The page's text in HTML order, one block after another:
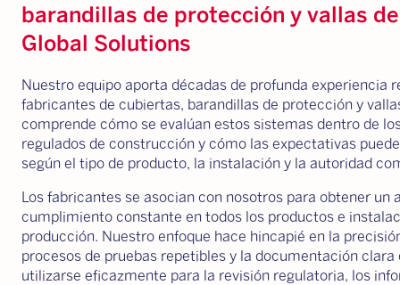
barandillas de protección y vallas de
Global Solutions
Nuestro equipo aporta décadas de profunda experiencia
fabricantes de cubiertas, barandillas de protección y
comprende cómo se evalúan estos sistemas dentro de
regulados de construcción y cómo las expectativas
según el tipo de producto, la instalación y la autoridad
Los fabricantes se asocian con nosotros para obtener un
cumplimiento constante en todos los productos e
producción. Nuestro enfoque hace hincapié en la
procesos de pruebas repetibles y la documentación clara
utilizarse eficazmente para la revisión regulatoria, los